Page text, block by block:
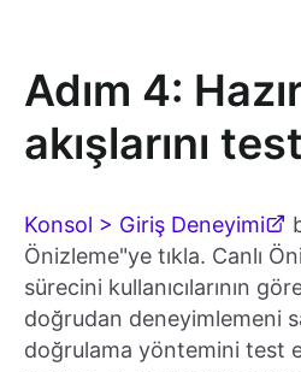
Adım 4:
akışlarını
Konsol > Giriş Deneyimi
Önizleme"ye tıkla. Canlı
sürecini kullanıcılarının
doğrudan deneyimlemeni
doğrulama yöntemini test